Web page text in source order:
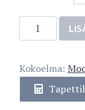
5351-
2
Kokoelma: